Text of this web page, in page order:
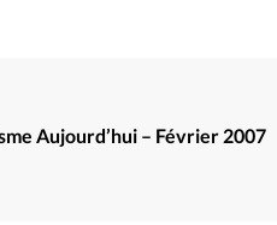
Aujourd’hui – Février 2007